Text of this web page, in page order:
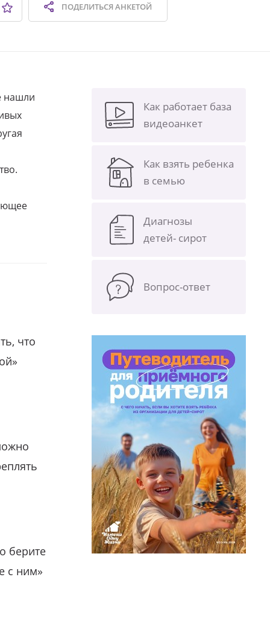
ПОДЕЛИТЬСЯАНКЕТОЙ
нашли
что
берите
с ним»
Как работает база
видеоанкет
Как взять ребенка
в семью
Диагнозы
детей- сирот
Вопрос-ответ